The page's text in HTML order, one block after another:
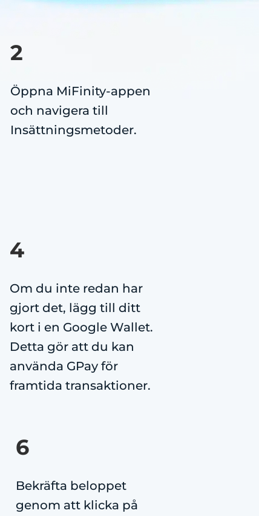
2
Öppna MiFinity-appen
och navigera till
Insättningsmetoder.
4
Om du inte redan har
gjort det, lägg till ditt
kort i en Google Wallet.
Detta gör att du kan
använda GPay för
framtida transaktioner.
6
Bekräfta beloppet
genom att klicka på